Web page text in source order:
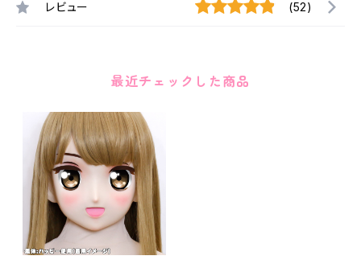
レビュー (52)
最近チェックした商品